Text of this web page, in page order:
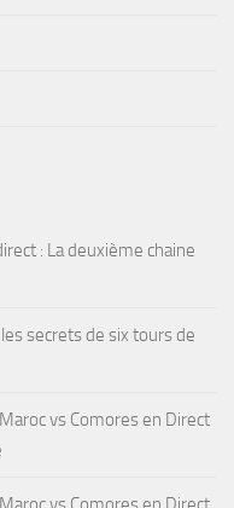
: La deuxième chaine
secrets de six tours de
vs Comores en Direct